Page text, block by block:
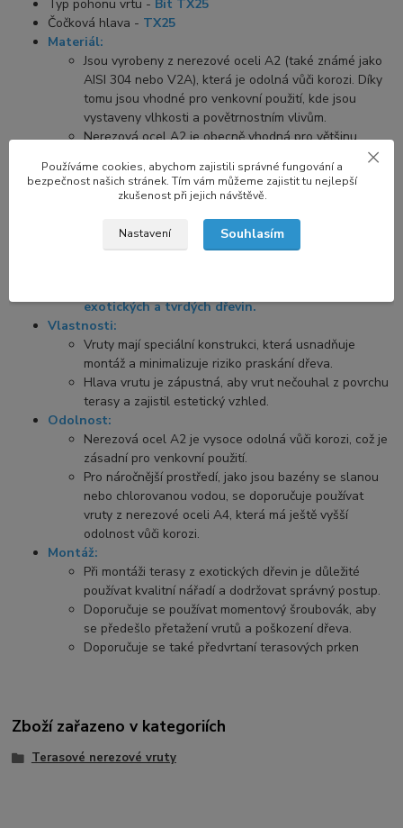
Typ pohonu vrtu - Bit TX25
Čočková hlava - TX25
Materiál:
Jsou vyrobeny z nerezové oceli A2 (také známé jako
AISI 304 nebo V2A), která je odolná vůči korozi. Díky
tomu jsou vhodné pro venkovní použití, kde jsou
vystaveny vlhkosti a povětrnostním vlivům.
Nerezová ocel A2 je obecně vhodná pro většinu
velmi tvrdé a husté, proto je důležitá vysoká kvalita
vrutu, aby nedošlo k jeho poškození při montáži.
Používají se především pro montáž dřevěných teras,
pergol, altánů a dalších venkovních dřevěných
exotických a tvrdých dřevin.
Vlastnosti:
Vruty mají speciální konstrukci, která usnadňuje
montáž a minimalizuje riziko praskání dřeva.
Hlava vrutu je zápustná, aby vrut nečouhal z povrchu
terasy a zajistil estetický vzhled.
Odolnost:
Nerezová ocel A2 je vysoce odolná vůči korozi, což je
zásadní pro venkovní použití.
Pro náročnější prostředí, jako jsou bazény se slanou
nebo chlorovanou vodou, se doporučuje používat
vruty z nerezové oceli A4, která má ještě vyšší
odolnost vůči korozi.
Montáž:
Při montáži terasy z exotických dřevin je důležité
používat kvalitní nářadí a dodržovat správný postup.
Doporučuje se používat momentový šroubovák, aby
se předešlo přetažení vrutů a poškození dřeva.
Doporučuje se také předvrtaní terasových prken
Zboží zařazeno v kategoriích
Terasové nerezové vruty
Používáme cookies, abychom zajistili správné fungování a
bezpečnost našich stránek. Tím vám můžeme zajistit tu nejlepší
zkušenost při jejich návštěvě.
Nastavení Souhlasím